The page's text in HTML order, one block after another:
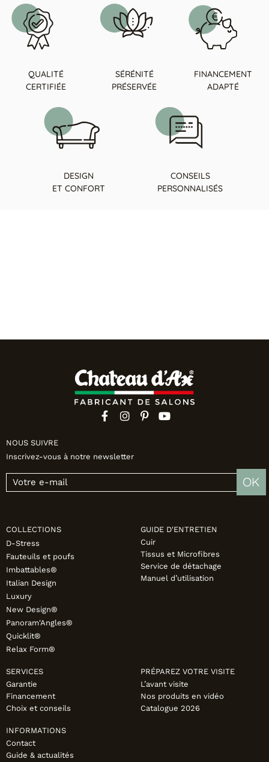
QUALITÉ
CERTIFIÉE
SÉRÉNITÉ
PRÉSERVÉE
FINANCEMENT
ADAPTÉ
DESIGN
ET CONFORT
CONSEILS
PERSONNALISÉS
NOUS SUIVRE
Inscrivez-vous à notre newsletter
OK
COLLECTIONS
D-Stress
Fauteuils et poufs
Imbattables®
Italian Design
Luxury
New Design®
Panoram'Angles®
Quicklit®
Relax Form®
GUIDE D'ENTRETIEN
Cuir
Tissus et Microfibres
Service de détachage
Manuel d’utilisation
SERVICES
Garantie
Financement
Choix et conseils
PRÉPAREZ VOTRE VISITE
L’avant visite
Nos produits en vidéo
Catalogue 2026
INFORMATIONS
Contact
Guide & actualités